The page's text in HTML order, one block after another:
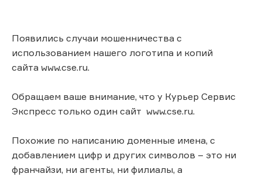
Появились случаи мошенничества с
использованием нашего логотипа и копий
сайта www.cse.ru.
Обращаем ваше внимание, что у Курьер Сервис
Экспресс только один сайт www.cse.ru.
Похожие по написанию доменные имена, с
добавлением цифр и других символов – это ни
франчайзи, ни агенты, ни филиалы, а